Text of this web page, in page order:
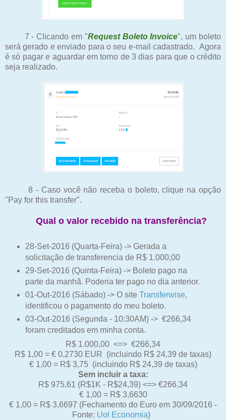
7 - Clicando em "Request Boleto Invoice", um boleto
será gerado e enviado para o seu e-mail cadastrado. Agora
é só pagar e aguardar em torno de 3 dias para que o crédito
seja realizado.
8 - Caso você não receba o boleto, clique na opção
"Pay for this transfer".
Qual o valor recebido na transferência?
28-Set-2016 (Quarta-Feira) -> Gerada a
solicitação de transferencia de R$ 1.000,00
29-Set-2016 (Quinta-Feira) -> Boleto pago na
parte da manhã. Poderia ter pago no dia anterior.
01-Out-2016 (Sábado) -> O site Transferwise,
identificou o pagamento do meu boleto.
03-Out-2016 (Segunda - 10:30AM) -> €266,34
foram creditados em minha conta.
R$ 1.000,00 <=> €266,34
R$ 1,00 = € 0.2730 EUR (incluindo R$ 24,39 de taxas)
€ 1,00 = R$ 3,75(incluindo R$ 24,39 de taxas)
Sem incluir a taxa:
R$ 975,61 (R$1K - R$24,39) <=> €266,34
€ 1,00 = R$ 3,6630
€ 1,00 = R$ 3,6697 (Fechamento do Euro em 30/09/2016 -
Fonte: Uol Economia)